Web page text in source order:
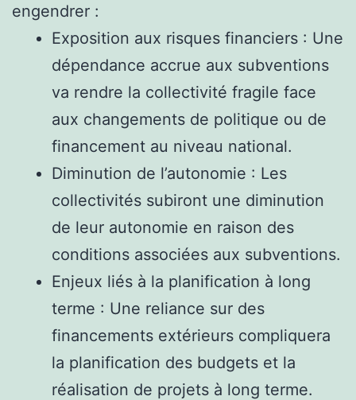
engendrer :
Exposition aux risques financiers : Une
dépendance accrue aux subventions
va rendre la collectivité fragile face
aux changements de politique ou de
financement au niveau national.
Diminution de l’autonomie : Les
collectivités subiront une diminution
de leur autonomie en raison des
conditions associées aux subventions.
Enjeux liés à la planification à long
terme : Une reliance sur des
financements extérieurs compliquera
la planification des budgets et la
réalisation de projets à long terme.